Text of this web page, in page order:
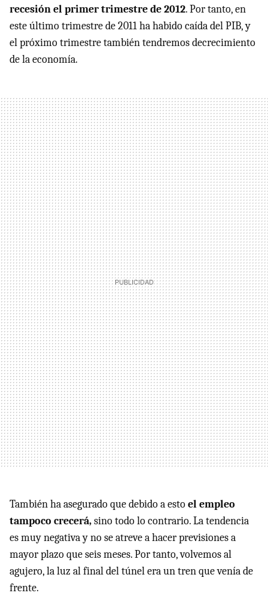
recesión el primer trimestre de 2012. Por tanto, en
este último trimestre de 2011 ha habido caída delPIB, y
el próximo trimestre también tendremos decrecimiento
de la economía.
También ha asegurado que debido a estoel empleo
tampoco crecerá,sino todo lo contrario. La tendencia
es muy negativa y no se atreve a hacer previsiones a
mayor plazo que seis meses. Por tanto, volvemos al
agujero, la luz al final del túnel era un tren que venía de
frente.